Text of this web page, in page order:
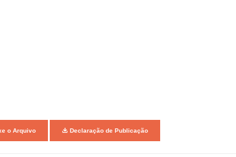
o Arquivo Declaração de Publicação